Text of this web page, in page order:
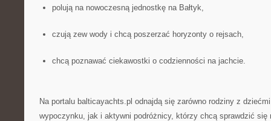
polują na nowoczesną jednostkę na Bałtyk,
czują zew wody i chcą poszerzać horyzonty o rejsach,
chcą poznawać ciekawostki o codzienności na jachcie.
Na portalu balticayachts.pl odnajdą się zarówno rodziny z
wypoczynku, jak i aktywni podróżnicy, którzy chcą sprawdzić się